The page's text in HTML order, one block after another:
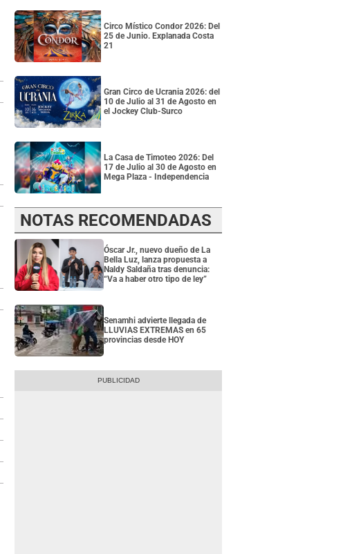
Circo Místico Condor 2026: Del
25 de Junio. Explanada Costa
21
Gran Circo de Ucrania 2026: del
10 de Julio al 31 de Agosto en
el Jockey Club-Surco
La Casa de Timoteo 2026: Del
17 de Julio al 30 de Agosto en
Mega Plaza - Independencia
NOTAS RECOMENDADAS
Óscar Jr., nuevo dueño de La
Bella Luz, lanza propuesta a
Naldy Saldaña tras denuncia:
“Va a haber otro tipo de ley”
Senamhi advierte llegada de
LLUVIAS EXTREMAS en 65
provincias desde HOY